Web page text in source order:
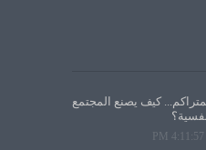
كيف يصنع المجتمع